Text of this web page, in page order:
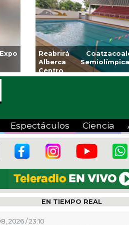
la
Emprendedores
exponen en
Bicentenario
Espectáculos Ciencia
EN TIEMPO REAL
2026 / 23:10